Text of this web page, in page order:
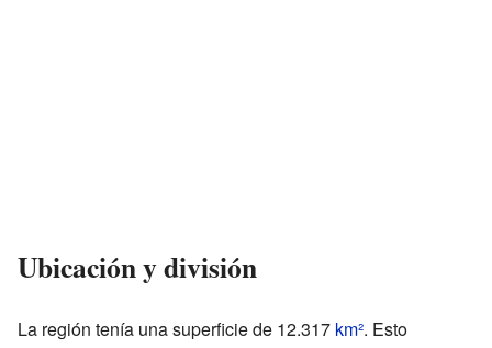
Ubicación y división
La región tenía una superficie de 12.317 km². Esto